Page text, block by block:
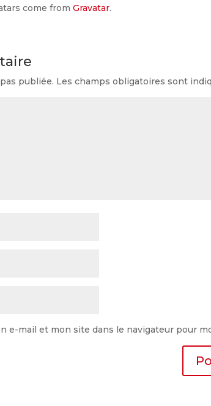
come fromGravatar.
publiée. Les champs obligatoires sont
e-mail et mon site dans le navigateur pour